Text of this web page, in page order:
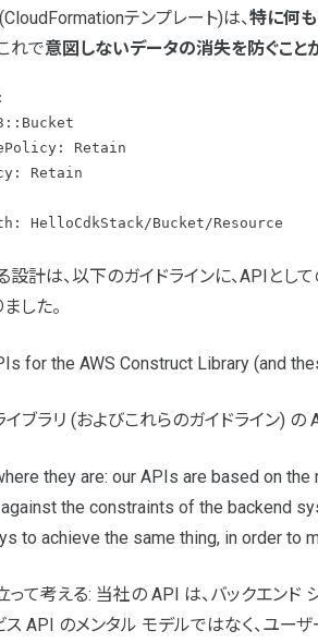
テンプレート)は、特に何
れで意図しないデータの消失を防ぐこと
HelloCdkStack/Bucket/Resource
設計は、以下のガイドラインに、APIと
した。
for the AWS Construct Library (and
ブラリ (およびこれらのガイドライン) の
they are: our APIs are based on
the constraints of the backend
to achieve the same thing, in order
て考える: 当社の API は、バックエンド
API のメンタル モデルではなく、ユー